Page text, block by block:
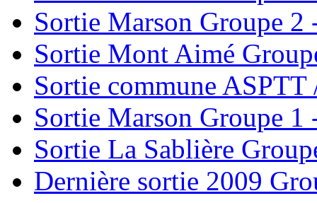
Sortie Marson Groupe 2
Sortie Mont Aimé
Sortie commune
Sortie Marson Groupe 1
Sortie La Sablière
Dernière sortie 2009